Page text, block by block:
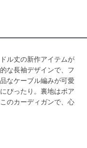
ル丈の新作アイテムが
な長袖デザインで、フ
なケーブル編みが可愛
ぴったり。裏地はボア
のカーディガンで、心